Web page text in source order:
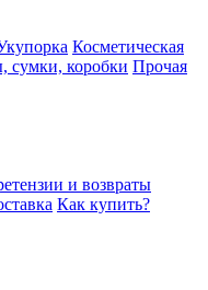
Косметическая
сумки, коробки Прочая
и возвраты
Как купить?